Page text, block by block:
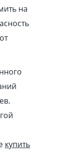
на
купить